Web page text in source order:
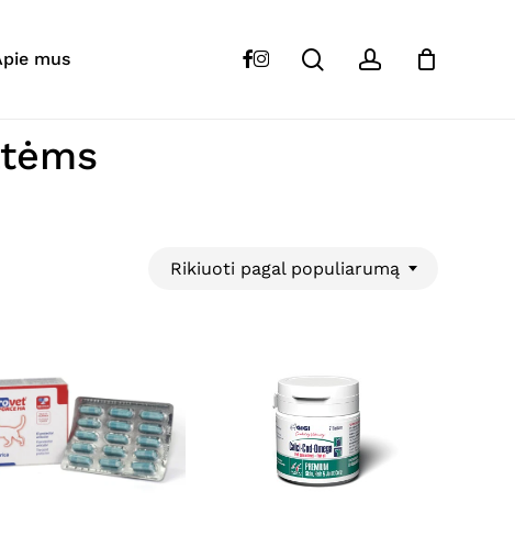
mus facebook
instagram searchaccount
Rikiuoti pagal populiarumą